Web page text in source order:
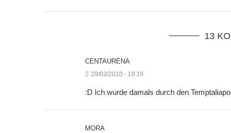
13
CENTAURENA
29/03/2010 - 19:19
:D Ich wurde damals durch den
MORA